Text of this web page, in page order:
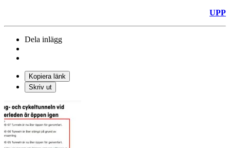
UPP
Dela inlägg
Kopiera länk
Skriv ut